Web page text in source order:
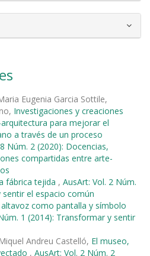
Eugenia Garcia Sottile,
Investigaciones y creaciones
para mejorar el
a través de un proceso
Núm. 2 (2020): Docencias,
compartidas entre arte-
fábrica tejida , AusArt: Vol. 2 Núm.
el espacio común
altavoz como pantalla y símbolo
1 (2014): Transformar y sentir
Andreu Castelló, El museo,
, AusArt: Vol. 2 Núm. 2